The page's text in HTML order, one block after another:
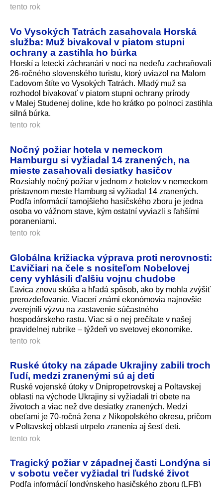
tento rok
Vo Vysokých Tatrách zasahovala Horská
služba: Muž bivakoval v piatom stupni
ochrany a zastihla ho búrka
Horskí a leteckí záchranári v noci na nedeľu zachraňovali
26-ročného slovenského turistu, ktorý uviazol na Malom
Ľadovom štíte vo Vysokých Tatrách. Mladý muž sa
rozhodol bivakovať v piatom stupni ochrany prírody
v Malej Studenej doline, kde ho krátko po polnoci zastihla
silná búrka.
tento rok
Nočný požiar hotela v nemeckom
Hamburgu si vyžiadal 14 zranených, na
mieste zasahovali desiatky hasičov
Rozsiahly nočný požiar v jednom z hotelov v nemeckom
prístavnom meste Hamburg si vyžiadal 14 zranených.
Podľa informácií tamojšieho hasičského zboru je jedna
osoba vo vážnom stave, kým ostatní vyviazli s ľahšími
poraneniami.
tento rok
Globálna križiacka výprava proti nerovnosti:
Ľavičiari na čele s nositeľom Nobelovej
ceny vyhlásili ďalšiu vojnu chudobe
Ľavica znovu skúša a hľadá spôsob, ako by mohla zvýšiť
prerozdeľovanie. Viacerí známi ekonómovia najnovšie
zverejnili výzvu na zastavenie súčastného
hospodárskeho rastu. Viac si o nej prečítate v našej
pravidelnej rubrike – týždeň vo svetovej ekonomike.
tento rok
Ruské útoky na západe Ukrajiny zabili troch
ľudí, medzi zranenými sú aj deti
Ruské vojenské útoky v Dnipropetrovskej a Poltavskej
oblasti na východe Ukrajiny si vyžiadali tri obete na
životoch a viac než dve desiatky zranených. Medzi
obeťami je 70-ročná žena z Nikopolského okresu, pričom
v Poltavskej oblasti utrpelo zranenia aj šesť detí.
tento rok
Tragický požiar v západnej časti Londýna si
v sobotu večer vyžiadal tri ľudské život
Podľa informácií londýnskeho hasičského zboru (LFB)